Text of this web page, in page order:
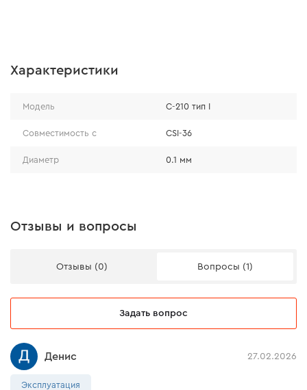
Характеристики
Модель C-210 тип I
Совместимость с CSI-36
Диаметр 0.1 мм
Отзывы и вопросы
Отзывы (0) Вопросы (1)
Задать вопрос
Денис 27.02.2026
Эксплуатация